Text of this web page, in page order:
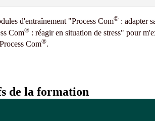
d'entraînement "Process Com©: adapter
Com®: réagir en situation de stress" pour
Com®.
de la formation